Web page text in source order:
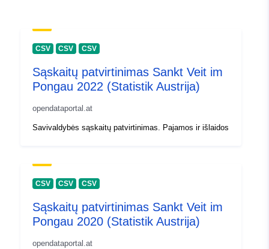
CSV CSV CSV
Sąskaitų patvirtinimas Sankt Veit im
Pongau 2022 (Statistik Austrija)
opendataportal.at
Savivaldybės sąskaitų patvirtinimas. Pajamos ir išlaidos
CSV CSV CSV
Sąskaitų patvirtinimas Sankt Veit im
Pongau 2020 (Statistik Austrija)
opendataportal.at